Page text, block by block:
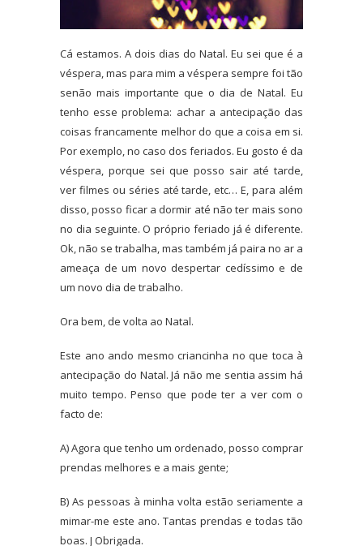
Cá estamos. A dois dias do Natal. Eu sei que é a
véspera, mas para mim a véspera sempre foi tão
senão mais importante que o dia de Natal. Eu
tenho esse problema: achar a antecipação das
coisas francamente melhor do que a coisa em si.
Por exemplo, no caso dos feriados. Eu gosto é da
véspera, porque sei que posso sair até tarde,
ver filmes ou séries até tarde, etc… E, para além
disso, posso ficar a dormir até não ter mais sono
no dia seguinte. O próprio feriado já é diferente.
Ok, não se trabalha, mas também já paira no ar a
ameaça de um novo despertar cedíssimo e de
um novo dia de trabalho.
Ora bem, de volta ao Natal.
Este ano ando mesmo criancinha no que toca à
antecipação do Natal. Já não me sentia assim há
muito tempo. Penso que pode ter a ver com o
facto de:
A) Agora que tenho um ordenado, posso comprar
prendas melhores e a mais gente;
B) As pessoas à minha volta estão seriamente a
mimar-me este ano. Tantas prendas e todas tão
boas. J Obrigada.